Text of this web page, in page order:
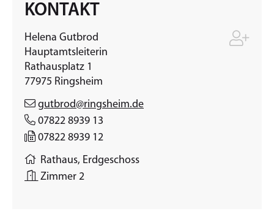
KONTAKT
Helena Gutbrod
Hauptamtsleiterin
Rathausplatz 1
77975 Ringsheim
gutbrod@ringsheim.de
07822 8939 13
07822 8939 12
Rathaus, Erdgeschoss
Zimmer 2